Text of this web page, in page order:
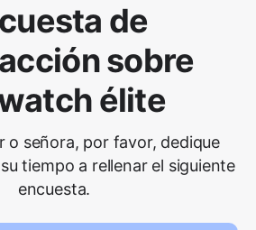
de
sobre
élite
o señora, por favor, dedique
tiempo a rellenar el siguiente
encuesta.